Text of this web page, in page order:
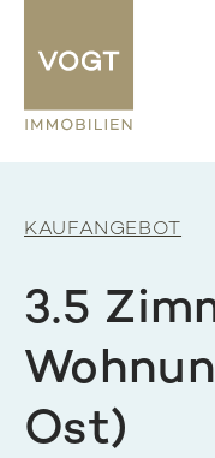
KAUFANGEBOT
3.5
Ost)